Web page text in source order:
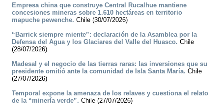
Empresa china que construye Central Rucalhue mantiene
concesiones mineras sobre 1.610 hectáreas en territorio
mapuche pewenche. Chile (30/07/2026)
“Barrick siempre miente”: declaración de la Asamblea por la
Defensa del Agua y los Glaciares del Valle del Huasco. Chile
(28/07/2026)
Madesal y el negocio de las tierras raras: las inversiones que su
presidente omitió ante la comunidad de Isla Santa María. Chile
(27/07/2026)
Temporal expone la amenaza de los relaves y cuestiona el relato
de la “minería verde”. Chile (27/07/2026)